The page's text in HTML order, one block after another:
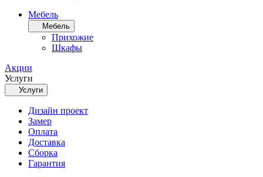
Мебель
Мебель
Прихожие
Шкафы
Акции
Услуги
Услуги
Дизайн проект
Замер
Оплата
Доставка
Сборка
Гарантия